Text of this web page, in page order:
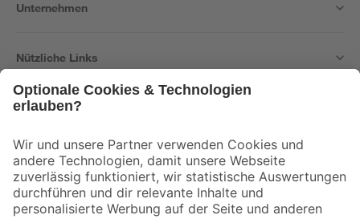
Unternehmen
Nützliche Links
Der toom Newsletter: Keine Angebote und Aktionen mehr verpassen!
Zur Newsletter Anmeldung